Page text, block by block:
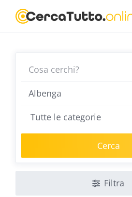
Cerca
Filtra